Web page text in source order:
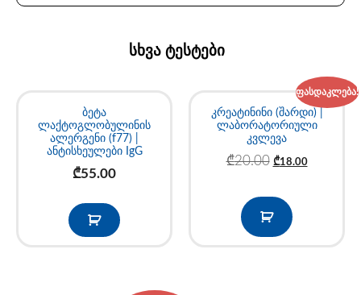
სხვა ტესტები
ბეტა
ლაქტოგლობულინის
ალერგენი (f77) |
ანტისხეულები IgG
₾55.00
ფასდაკლება!
კრეატინინი (შარდი) |
ლაბორატორიული
კვლევა
₾20.00 ₾18.00